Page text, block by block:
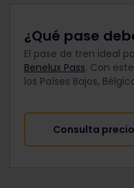
¿Qué pase
El pase de tren ideal
Benelux Pass. Con
los Países Bajos,
Consulta